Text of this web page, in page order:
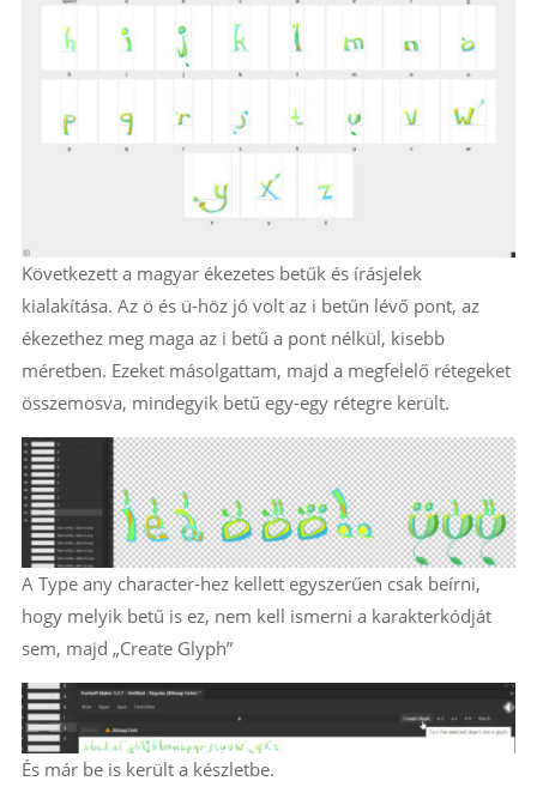
Következett a magyar ékezetes betűk és írásjelek
kialakítása. Az ö és ü-höz jó volt az i betűn lévő pont, az
ékezethez meg maga az i betű a pont nélkül, kisebb
méretben. Ezeket másolgattam, majd a megfelelő rétegeket
összemosva, mindegyik betű egy-egy rétegre került.
A Type any character-hez kellett egyszerűen csak beírni,
hogy melyik betű is ez, nem kell ismerni a karakterkódját
sem, majd „Create Glyph”
És már be is került a készletbe.